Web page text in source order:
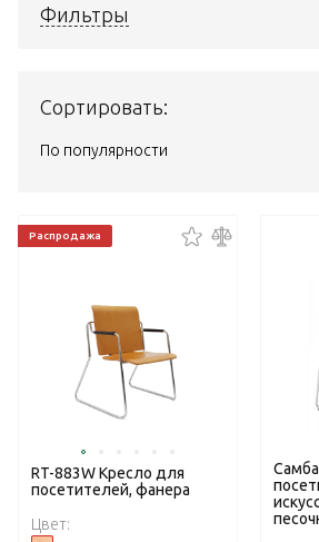
Фильтры
Сортировать:
По популярности
Распродажа
RT-883W Кресло для
посетителей, фанера
Цвет: